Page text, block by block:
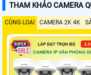
THAM KHẢO CAMERA
CÙNG LOẠI CAMERA 2K 4K